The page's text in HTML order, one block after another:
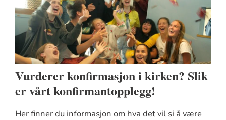
Vurderer konfirmasjon i kirken? Slik
er vårt konfirmantopplegg!
Her finner du informasjon om hva det vil si å være